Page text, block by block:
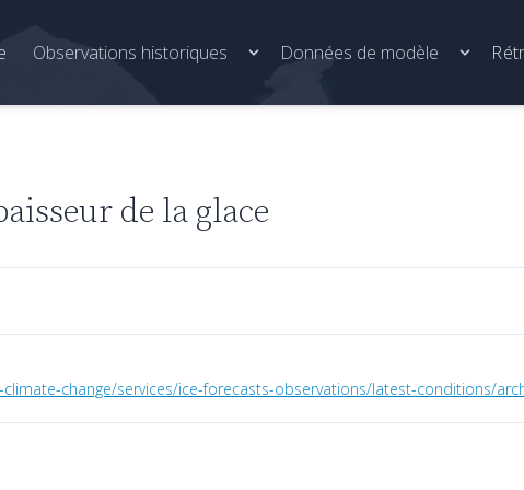
Observations historiques Données de modèle
de la glace
change/services/ice-forecasts-observations/latest-conditions/